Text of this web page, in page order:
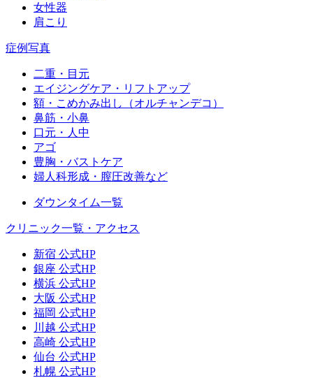
女性器
肩こり
症例写真
二重・目元
エイジングケア・リフトアップ
額・こめかみ出し（オルチャンデコ）
鼻筋・小鼻
口元・人中
アゴ
豊胸・バストケア
婦人科形成・膣圧改善など
ダウンタイム一覧
クリニック一覧・アクセス
新宿 公式HP
銀座 公式HP
横浜 公式HP
大阪 公式HP
福岡 公式HP
川越 公式HP
高崎 公式HP
仙台 公式HP
札幌 公式HP